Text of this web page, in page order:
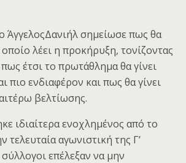
ΆγγελοςΔανιήλ σημείωσε πως θα
λέει η προκήρυξη, τονίζοντας
έτσι το πρωτάθλημα θα γίνει
πιο ενδιαφέρον και πως θα γίνει
βελτίωσης.
ιδιαίτερα ενοχλημένος από το
τελευταία αγωνιστική της Γ’
επέλεξαν να μην